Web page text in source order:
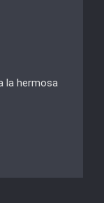
la hermosa